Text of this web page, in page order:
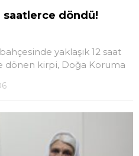
saatlerce döndü!
yaklaşık 12 saat
dönen kirpi, Doğa Koruma